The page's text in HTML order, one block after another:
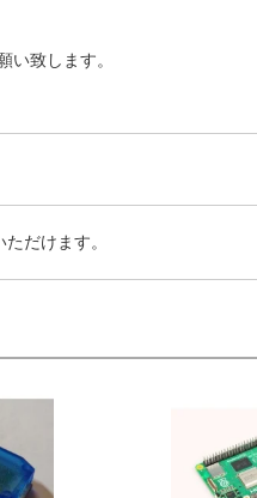
い致します。
だけます。